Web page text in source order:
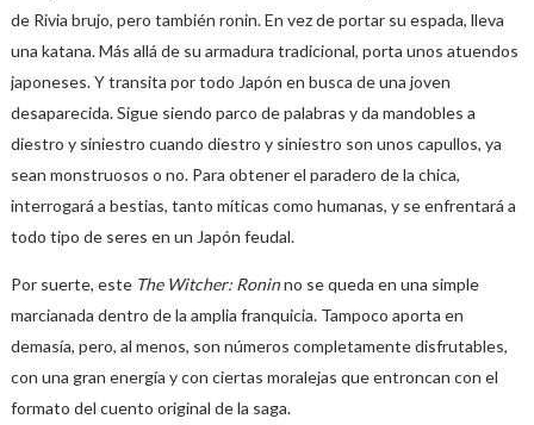
de Rivia brujo, pero también ronin. En vez de portar su espada, lleva
una katana. Más allá de su armadura tradicional, porta unos atuendos
japoneses. Y transita por todo Japón en busca de una joven
desaparecida. Sigue siendo parco de palabras y da mandobles a
diestro y siniestro cuando diestro y siniestro son unos capullos, ya
sean monstruosos o no. Para obtener el paradero de la chica,
interrogará a bestias, tanto míticas como humanas, y se enfrentará a
todo tipo de seres en un Japón feudal.
Por suerte, este The Witcher: Roninno se queda en una simple
marcianada dentro de la amplia franquicia. Tampoco aporta en
demasía, pero, al menos, son números completamente disfrutables,
con una gran energía y con ciertas moralejas que entroncan con el
formato del cuento original de la saga.